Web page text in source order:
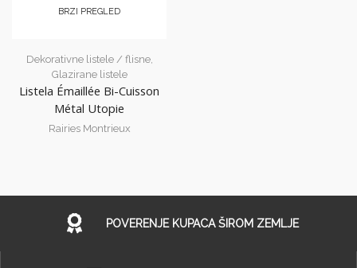
BRZI PREGLED
Dekorativne listele / flisne,
Glazirane listele
Listela Émaillée Bi-Cuisson
Métal Utopie
Rairies Montrieux
POVERENJE KUPACA ŠIROM ZEMLJE